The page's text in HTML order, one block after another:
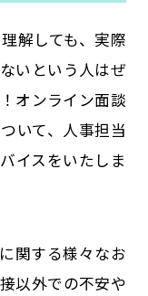
解しても、実際
いという人はぜ
オンライン面談
いて、人事担当
イスをいたしま
関する様々なお
以外での不安や